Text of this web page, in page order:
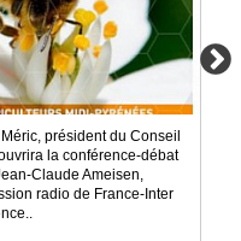
président du Conseil
la conférence-débat
Claude Ameisen,
radio de France-Inter